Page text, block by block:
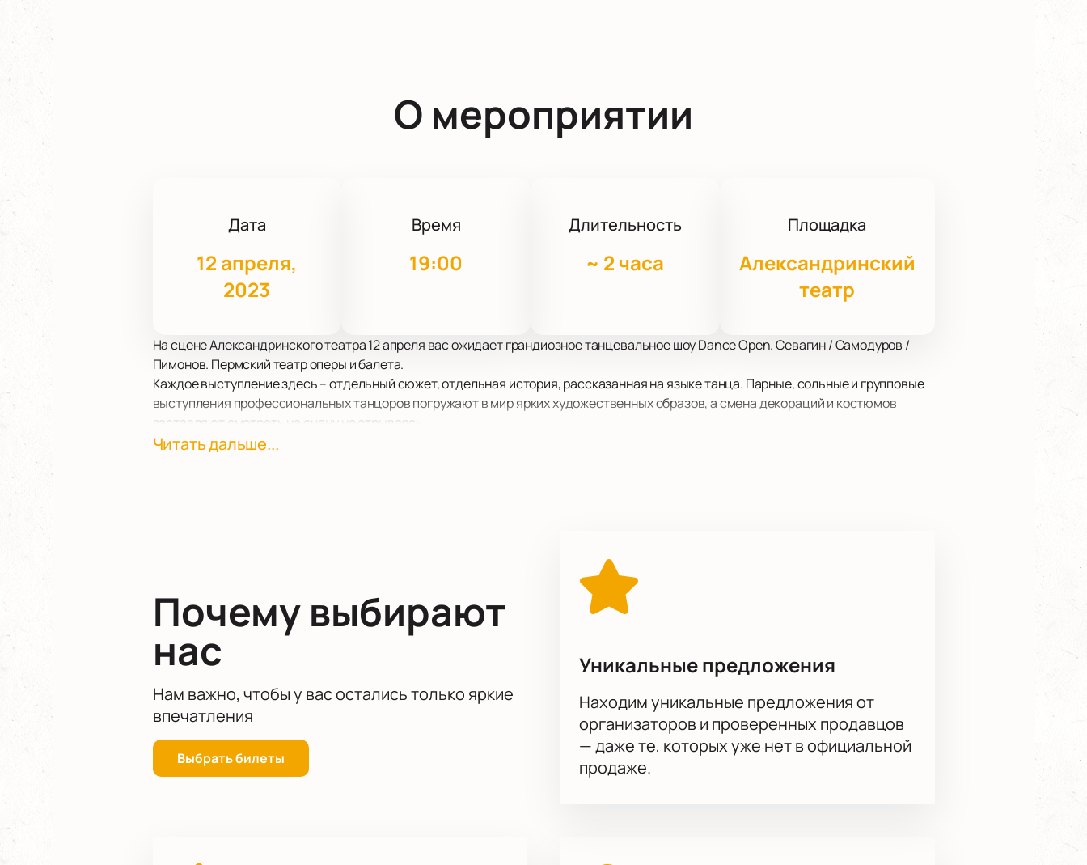
О мероприятии
Дата
12 апреля,
2023
Время
19:00
Длительность
~ 2 часа
Площадка
Александринский
театр
На сцене Александринского театра 12 апреля вас ожидает грандиозное танцевальное шоу Dance Open. Севагин / Самодуров /
Пимонов. Пермский театр оперы и балета.
Каждое выступление здесь – отдельный сюжет, отдельная история, рассказанная на языке танца. Парные, сольные и групповые
выступления профессиональных танцоров погружают в мир ярких художественных образов, а смена декораций и костюмов
заставляют смотреть на сцену не отрываясь.
Если вам не хватает яркости, положительных эмоций и новых впечатлений, решение пойти на танцевальное шоу восполнит все
Читать дальше...
Почему выбирают
нас
Нам важно, чтобы у вас остались только яркие
впечатления
Выбрать билеты
Уникальные предложения
Находим уникальные предложения от
организаторов и проверенных продавцов
— даже те, которых уже нет в официальной
продаже.